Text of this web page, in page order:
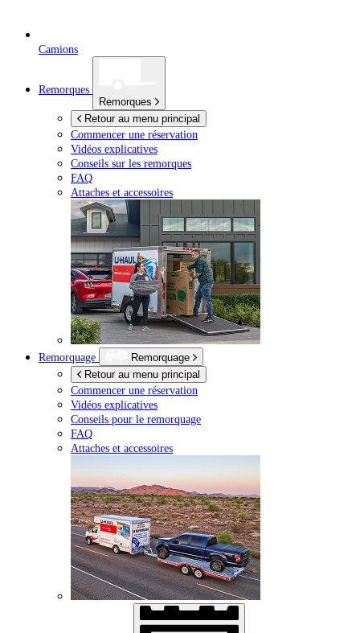
Camions
Remorques
Remorques
Retour au menu principal
Commencer une réservation
Vidéos explicatives
Conseils sur les remorques
FAQ
Attaches et accessoires
Remorquage
Remorquage
Retour au menu principal
Commencer une réservation
Vidéos explicatives
Conseils pour le remorquage
FAQ
Attaches et accessoires